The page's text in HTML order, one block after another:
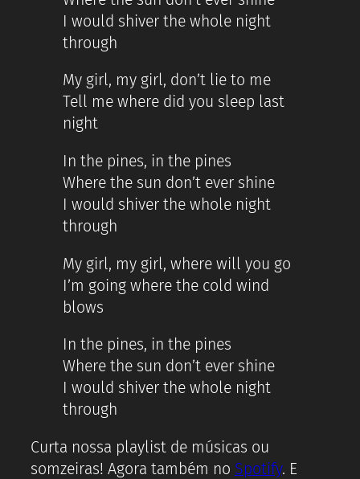
I would shiver the whole night
through
My girl, my girl, don’t lie to me
Tell me where did you sleep last
night
In the pines, in the pines
Where the sun don’t ever shine
I would shiver the whole night
through
My girl, my girl, where will you go
I’m going where the cold wind
blows
In the pines, in the pines
Where the sun don’t ever shine
I would shiver the whole night
through
Curta nossa playlist de músicas ou
somzeiras! Agora também no Spotify. E